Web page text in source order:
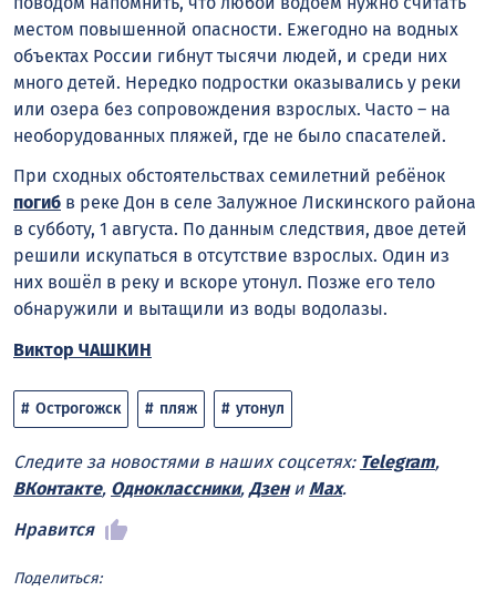
местом повышенной опасности. Ежегодно на водных
объектах России гибнут тысячи людей, и среди них
много детей. Нередко подростки оказывались у реки
или озера без сопровождения взрослых. Часто – на
необорудованных пляжей, где не было спасателей.
При сходных обстоятельствах семилетний ребёнок
погиб в реке Дон в селе Залужное Лискинского района
в субботу, 1 августа. По данным следствия, двое детей
решили искупаться в отсутствие взрослых. Один из
них вошёл в реку и вскоре утонул. Позже его тело
обнаружили и вытащили из воды водолазы.
Виктор ЧАШКИН
Острогожск пляж утонул
Следите за новостями в наших соцсетях: Telegram,
ВКонтакте, Одноклассники, Дзени Max.
Нравится
Поделиться: